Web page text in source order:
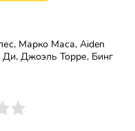
Марко Маса, Aiden
Джоэль Торре, Бинг